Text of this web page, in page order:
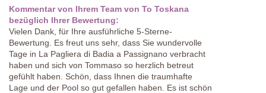
Kommentar von Ihrem Team von To Toskana
bezüglich Ihrer Bewertung:
Vielen Dank, für Ihre ausführliche 5-Sterne-
Bewertung. Es freut uns sehr, dass Sie wundervolle
Tage in La Pagliera di Badia a Passignano verbracht
haben und sich von Tommaso so herzlich betreut
gefühlt haben. Schön, dass Ihnen die traumhafte
Lage und der Pool so gut gefallen haben. Es ist schön